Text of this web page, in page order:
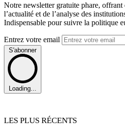
Notre newsletter gratuite phare, offrant
l’actualité et de l’analyse des
Indispensable pour suivre la politique
Entrez votre email
S'abonner
Loading...
LES PLUS RÉCENTS